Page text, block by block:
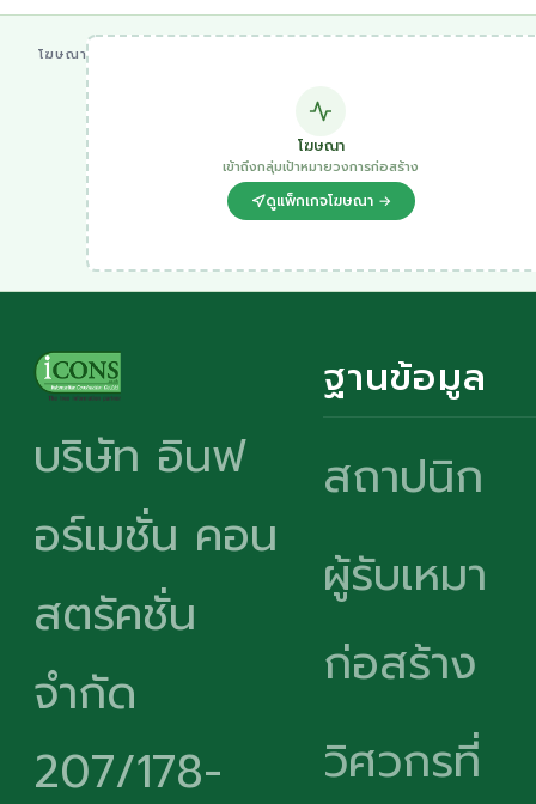
โฆษณา
โฆษณา
เข้าถึงกลุ่มเป้าหมายวงการก่อสร้าง
ดูแพ็กเกจโฆษณา →
บริษัท อินฟ
อร์เมชั่น คอน
สตรัคชั่น
จำกัด
207/178-
ฐานข้อมูล
สถาปนิก
ผู้รับเหมา
ก่อสร้าง
วิศวกรที่